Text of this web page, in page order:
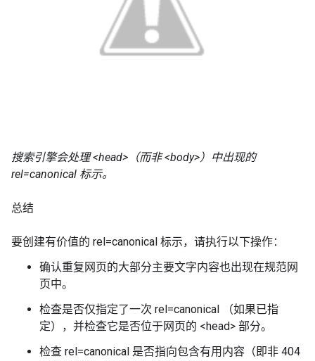
搜索引擎会处理 <head>（而非 <body>）中出现的
rel=canonical 标示。
总结
要创建有价值的 rel=canonical 标示，请执行以下操作：
确认重复网页的大部分主要文字内容也出现在规范网
页中。
检查是否仅指定了一次 rel=canonical （如果已指
定），并检查它是否位于网页的 <head> 部分。
检查 rel=canonical 是否指向包含有用内容（即非 404